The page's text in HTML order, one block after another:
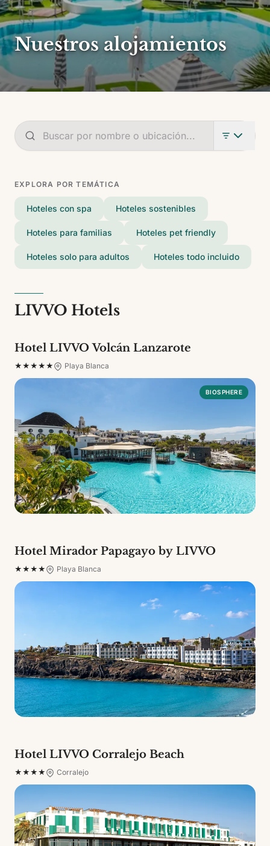
Nuestros alojamientos
EXPLORA POR TEMÁTICA
Hoteles con spa Hoteles sostenibles
Hoteles para familias Hoteles pet friendly
Hoteles solo para adultos Hoteles todo incluido
LIVVO Hotels
Hotel LIVVO Volcán Lanzarote
★★★★★ Playa Blanca
BIOSPHERE
Hotel Mirador Papagayo by LIVVO
★★★★ Playa Blanca
Hotel LIVVO Corralejo Beach
★★★★ Corralejo